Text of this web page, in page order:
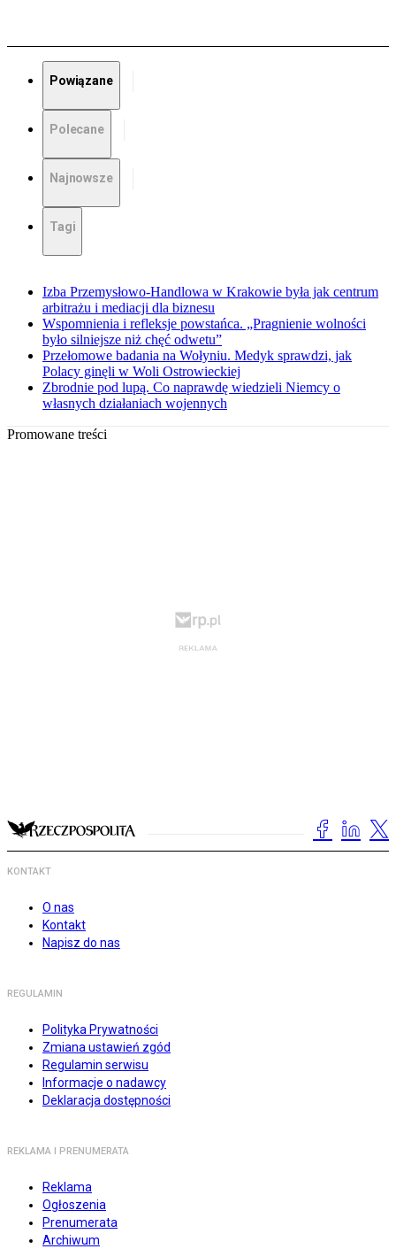
Powiązane
Polecane
Najnowsze
Tagi
Izba Przemysłowo-Handlowa w Krakowie była jak centrum
arbitrażu i mediacji dla biznesu
Wspomnienia i refleksje powstańca. „Pragnienie wolności
było silniejsze niż chęć odwetu”
Przełomowe badania na Wołyniu. Medyk sprawdzi, jak
Polacy ginęli w Woli Ostrowieckiej
Zbrodnie pod lupą. Co naprawdę wiedzieli Niemcy o
własnych działaniach wojennych
Promowane treści
KONTAKT
O nas
Kontakt
Napisz do nas
REGULAMIN
Polityka Prywatności
Zmiana ustawień zgód
Regulamin serwisu
Informacje o nadawcy
Deklaracja dostępności
REKLAMA I PRENUMERATA
Reklama
Ogłoszenia
Prenumerata
Archiwum